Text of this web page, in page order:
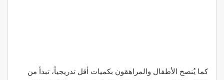
كما يُنصح الأطفال والمراهقون بكميات أقل تدريجياً، تبدأ من